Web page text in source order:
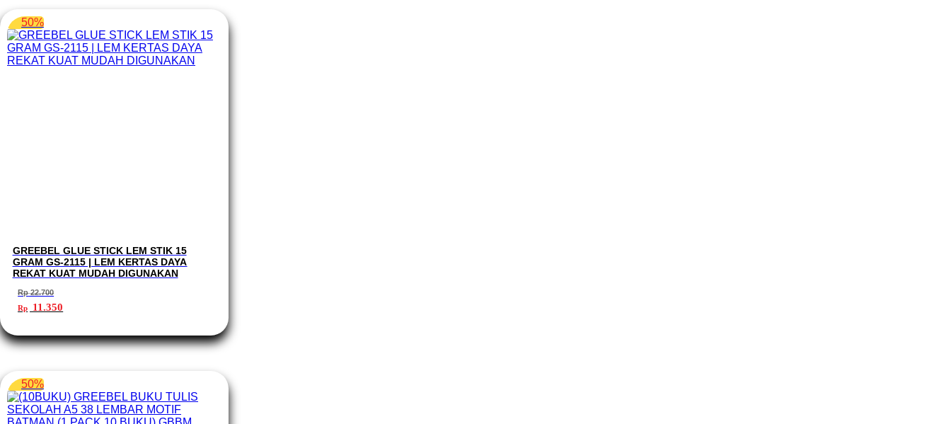
50%
GREEBEL GLUE STICK LEM STIK 15
GRAM GS-2115 | LEM KERTAS DAYA
REKAT KUAT MUDAH DIGUNAKAN
Rp22.700
Harga
aslinya
Rp 22.700.
Rp 11.350saat
adalah:
Rp 11.350.
50%